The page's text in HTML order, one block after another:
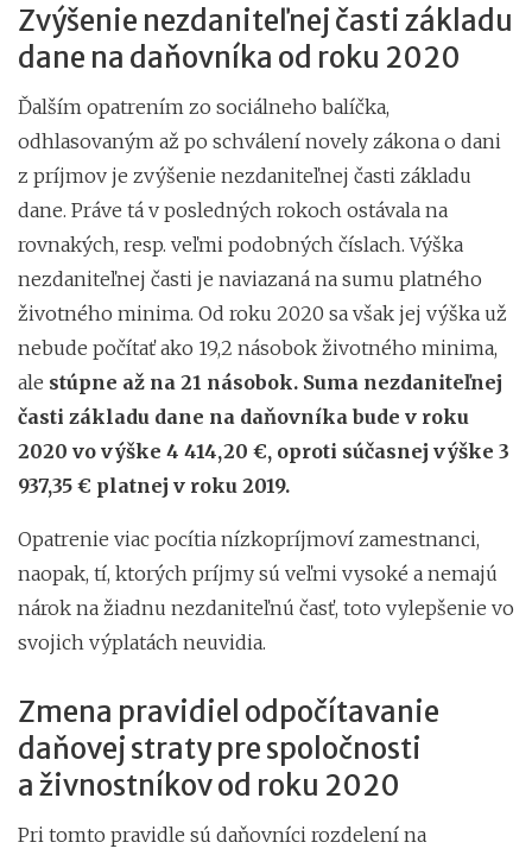
Zvýšenie nezdaniteľnej časti základu
dane na daňovníka od roku 2020
Ďalším opatrením zo sociálneho balíčka,
odhlasovaným až po schválení novely zákona o dani
z príjmov je zvýšenie nezdaniteľnej časti základu
dane. Práve tá v posledných rokoch ostávala na
rovnakých, resp. veľmi podobných číslach. Výška
nezdaniteľnej časti je naviazaná na sumu platného
životného minima. Od roku 2020 sa však jej výška už
nebude počítať ako 19,2 násobok životného minima,
ale stúpne až na 21 násobok. Suma nezdaniteľnej
časti základu dane na daňovníka bude v roku
2020 vo výške 4 414,20 €, oproti súčasnej výške 3
937,35 € platnej v roku 2019.
Opatrenie viac pocítia nízkopríjmoví zamestnanci,
naopak, tí, ktorých príjmy sú veľmi vysoké a nemajú
nárok na žiadnu nezdaniteľnú časť, toto vylepšenie vo
svojich výplatách neuvidia.
Zmena pravidiel odpočítavanie
daňovej straty pre spoločnosti
a živnostníkov od roku 2020
Pri tomto pravidle sú daňovníci rozdelení na